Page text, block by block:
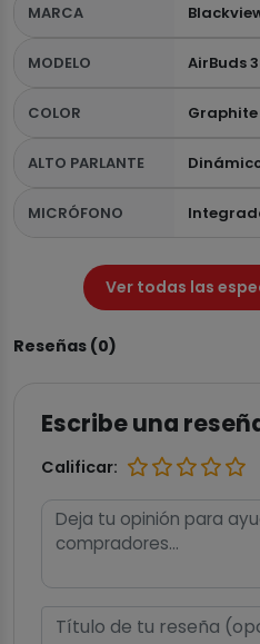
MARCA
MODELO AirBuds
COLOR Graphite
ALTO PARLANTE
MICRÓFONO
Ver todas las
Reseñas (0)
Escribe una
Calificar: